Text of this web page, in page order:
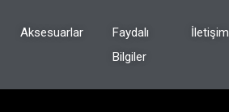
Aksesuarlar
Faydalı
Bilgiler
İletişim